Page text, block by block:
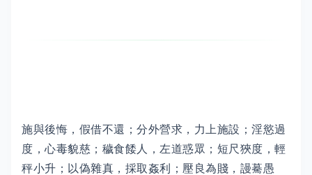
施與後悔，假借不還；分外營求，力上施設；淫慾過
度，心毒貌慈；穢食餧人，左道惑眾；短尺狹度，輕
秤小升；以偽雜真，採取姦利；壓良為賤，謾驀愚